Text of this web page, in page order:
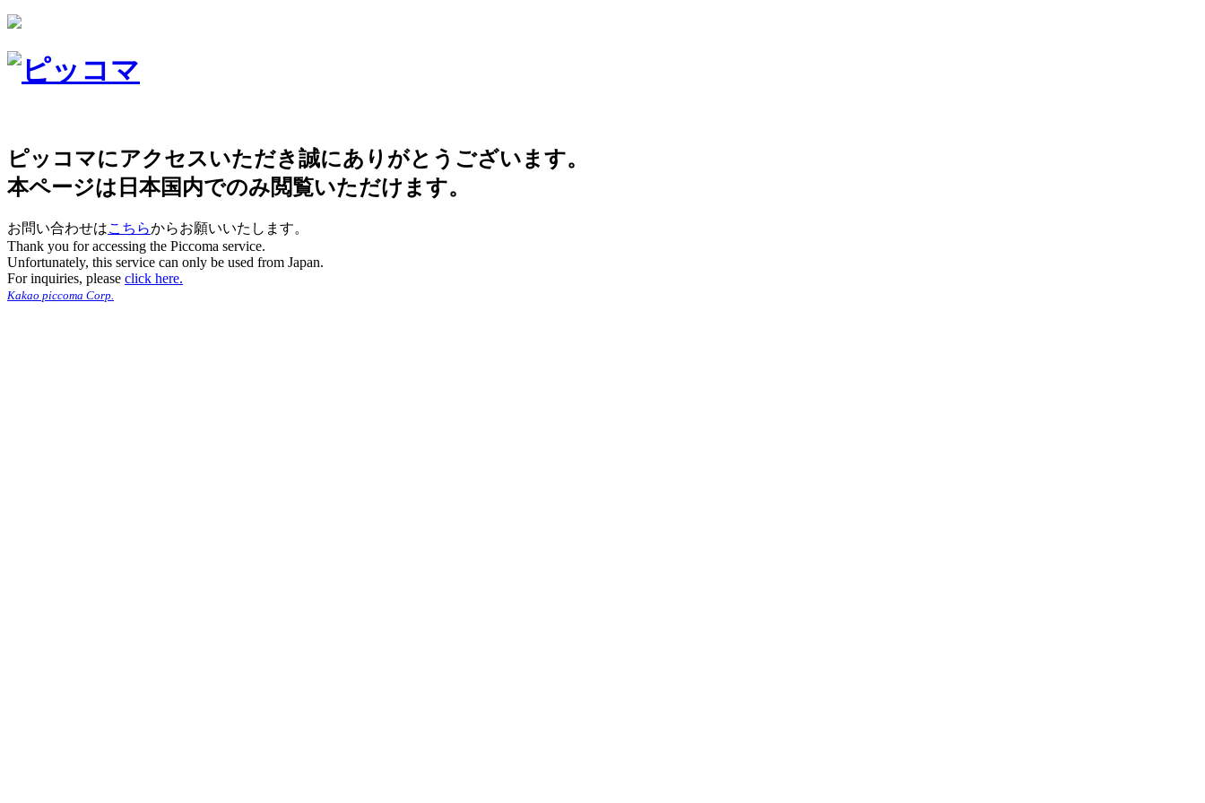
ピッコマにアクセスいただき誠にありがとうございます。
本ページは日本国内でのみ閲覧いただけます。
お問い合わせはこちらからお願いいたします。
Thank you for accessing the Piccoma service.
Unfortunately, this service can only be used from Japan.
For inquiries, please click here.
Kakao piccoma Corp.